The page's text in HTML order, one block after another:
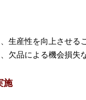
生産性を向上させる
欠品による機会損失
施